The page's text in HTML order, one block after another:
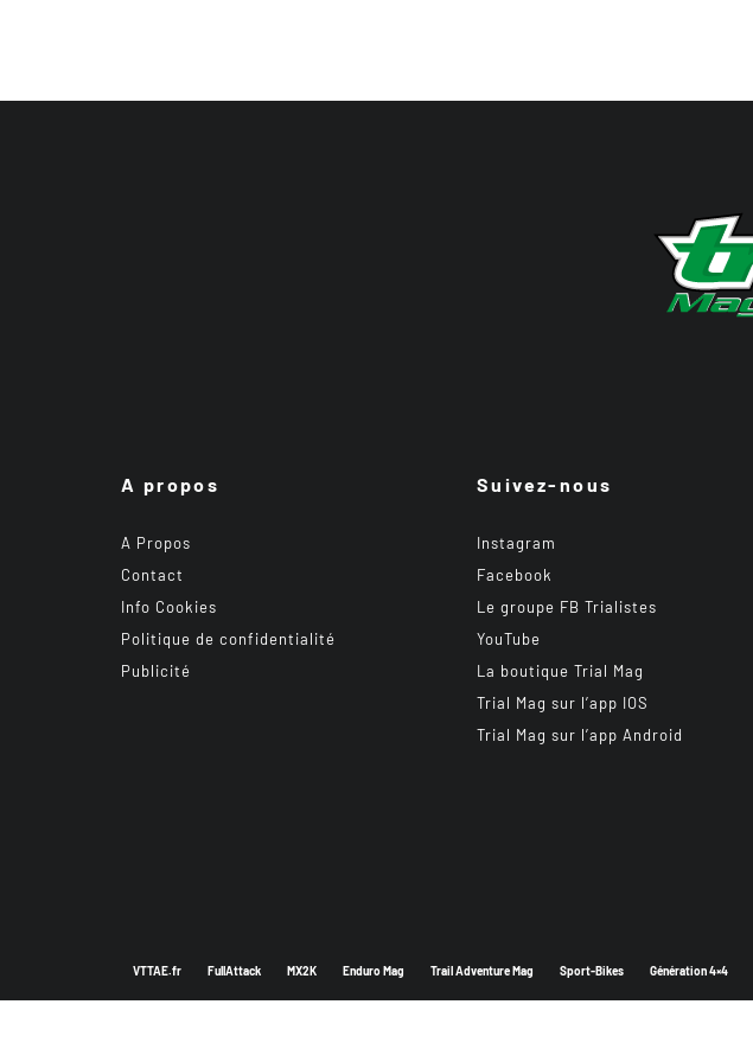
A propos
A Propos
Contact
Info Cookies
Politique de confidentialité
Publicité
Suivez-nous
Instagram
Facebook
Le groupe FB Trialistes
YouTube
La boutique Trial Mag
Trial Mag sur l’app IOS
Trial Mag sur l’app Android
VTTAE.fr FullAttack MX2K Enduro Mag Trail Adventure Mag Sport-Bikes Génération 4×4